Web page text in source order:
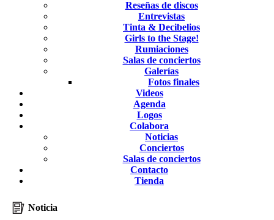
Reseñas de discos
Entrevistas
Tinta & Decibelios
Girls to the Stage!
Rumiaciones
Salas de conciertos
Galerías
Fotos finales
Videos
Agenda
Logos
Colabora
Noticias
Conciertos
Salas de conciertos
Contacto
Tienda
Noticia